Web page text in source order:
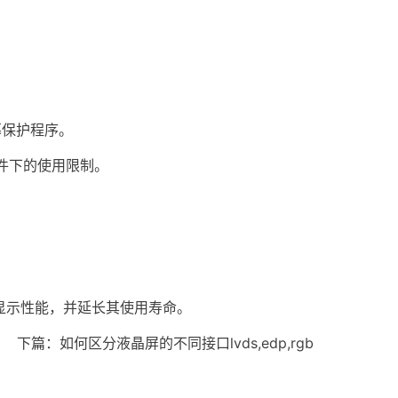
护程序。
的使用限制。
性能，并延长其使用寿命。
下篇： 如何区分液晶屏的不同接口lvds,edp,rgb